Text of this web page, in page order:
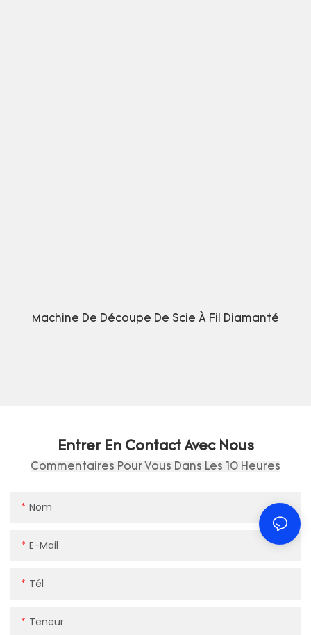
Machine De Découpe De Scie À Fil Diamanté
Entrer En Contact Avec Nous
Commentaires Pour Vous Dans Les 10 Heures
Nom
E-Mail
Tél
Teneur